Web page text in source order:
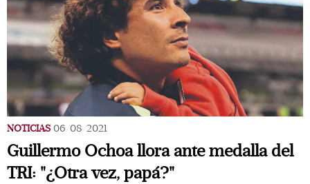
NOTICIAS 06/08/2021
Guillermo Ochoa llora ante medalla del
TRI: "¿Otra vez, papá?"